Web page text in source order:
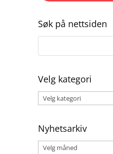
Søk på nettsiden
Velg kategori
Velg
Nyhetsarkiv
Nyhetsarkiv